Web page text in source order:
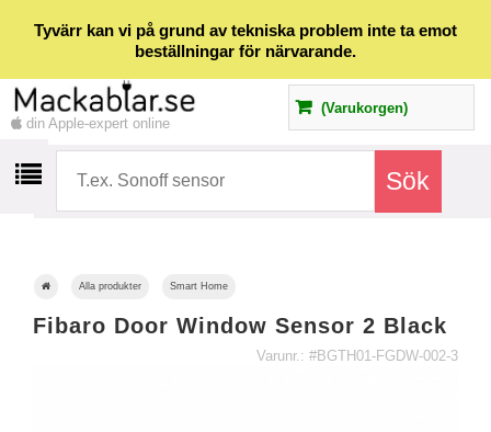
Tyvärr kan vi på grund av tekniska problem inte ta emot
beställningar för närvarande.
din Apple-expert online
(Varukorgen)
Alla produkter Smart Home
Fibaro Door Window Sensor 2 Black
Varunr.: #BGTH01-FGDW-002-3